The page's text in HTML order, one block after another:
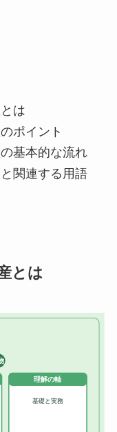
は
ポイント
基本的な流れ
関連する用語
とは